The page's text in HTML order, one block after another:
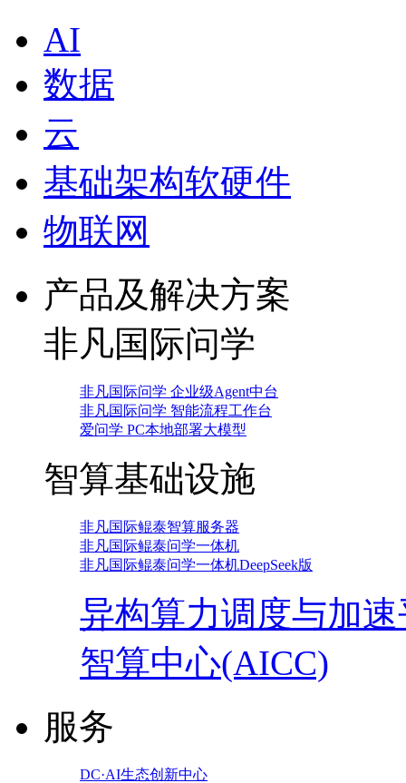
AI
数据
云
基础架构软硬件
物联网
产品及解决方案
非凡国际问学
非凡国际问学 企业级Agent中台
非凡国际问学 智能流程工作台
爱问学 PC本地部署大模型
智算基础设施
非凡国际鲲泰智算服务器
非凡国际鲲泰问学一体机
非凡国际鲲泰问学一体机DeepSeek版
异构算力调度与加
智算中心(AICC)
服务
DC·AI生态创新中心